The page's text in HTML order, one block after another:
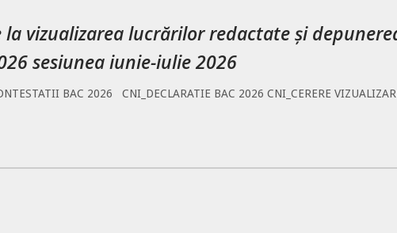
vizualizarea lucrărilor redactate și
sesiunea iunie-iulie 2026
BAC 2026 CNI_DECLARATIE BAC 2026 CNI_CERERE